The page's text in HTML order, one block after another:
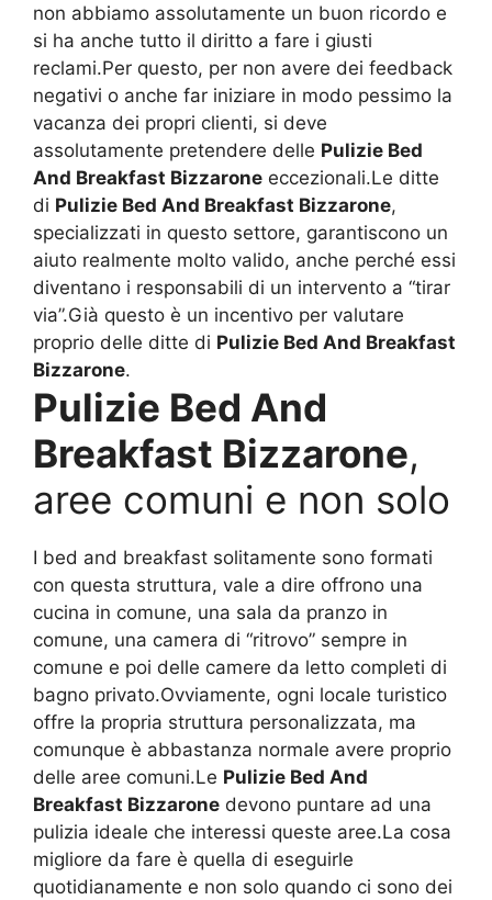
non abbiamo assolutamente un buon ricordo e
si ha anche tutto il diritto a fare i giusti
reclami.Per questo, per non avere dei feedback
negativi o anche far iniziare in modo pessimo la
vacanza dei propri clienti, si deve
assolutamente pretendere delle Pulizie Bed
And Breakfast Bizzarone eccezionali.Le ditte
di Pulizie Bed And Breakfast Bizzarone,
specializzati in questo settore, garantiscono un
aiuto realmente molto valido, anche perché essi
diventano i responsabili di un intervento a “tirar
via”.Già questo è un incentivo per valutare
proprio delle ditte di Pulizie Bed And Breakfast
Bizzarone.
Pulizie Bed And
Breakfast Bizzarone,
aree comuni e non solo
I bed and breakfast solitamente sono formati
con questa struttura, vale a dire offrono una
cucina in comune, una sala da pranzo in
comune, una camera di “ritrovo” sempre in
comune e poi delle camere da letto completi di
bagno privato.Ovviamente, ogni locale turistico
offre la propria struttura personalizzata, ma
comunque è abbastanza normale avere proprio
delle aree comuni.Le Pulizie Bed And
Breakfast Bizzarone devono puntare ad una
pulizia ideale che interessi queste aree.La cosa
migliore da fare è quella di eseguirle
quotidianamente e non solo quando ci sono dei